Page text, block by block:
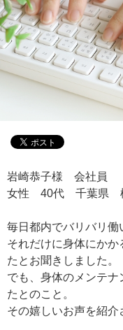
岩崎恭子様 会社員
女性 40代 千葉県
毎日都内でバリバリ働
それだけに身体にか
たとお聞きしました。
でも、身体のメンテ
たとのこと。
その嬉しいお声を紹介